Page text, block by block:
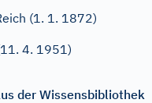
(1. 1. 1872)
4. 1951)
der Wissensbibliothek